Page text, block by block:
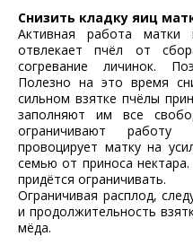
Снизить кладку яиц
Активная работа матки
отвлекает пчёл от
согревание личинок.
Полезно на это время
сильном взятке пчёлы
заполняют им все
ограничивают
провоцирует матку на
семью от приноса
придётся ограничивать.
Ограничивая расплод,
и продолжительность
мёда.